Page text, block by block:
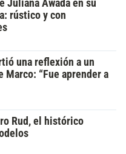
Juliana Awada en su
rústico y con
una reflexión a un
Marco: “Fue aprender a
Rud, el histórico